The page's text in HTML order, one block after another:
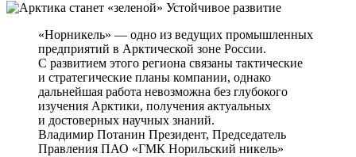
Устойчивое развитие
«Норникель» — одно из ведущих промышленных
предприятий в Арктической зоне России.
С развитием этого региона связаны тактические
и стратегические планы компании, однако
дальнейшая работа невозможна без глубокого
изучения Арктики, получения актуальных
и достоверных научных знаний.
Владимир Потанин Президент, Председатель
Правления ПАО «ГМК Норильский никель»